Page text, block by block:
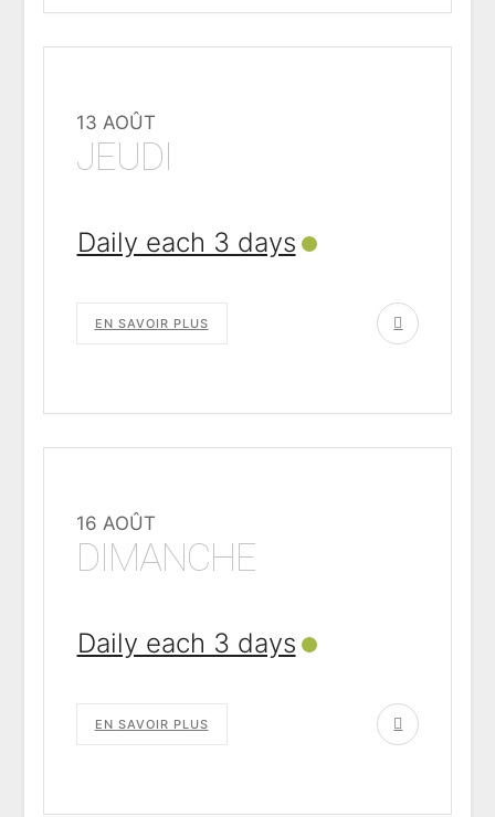
13 AOÛT
JEUDI
Daily each 3 days
EN SAVOIR PLUS
16 AOÛT
DIMANCHE
Daily each 3 days
EN SAVOIR PLUS